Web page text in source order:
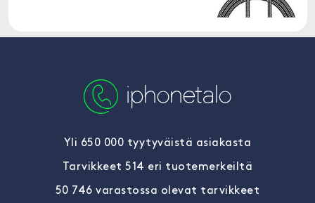
Yli 650 000 tyytyväistä asiakasta
Tarvikkeet 514 eri tuotemerkeiltä
50 746 varastossa olevat tarvikkeet